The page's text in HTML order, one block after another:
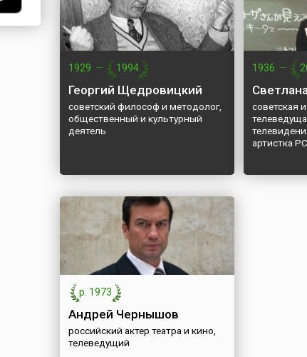
1929 — 1994
Георгий Щедровицкий
советский философ и методолог,
общественный и культурный
деятель
1936 —
советская
артистка
р. 1973
Андрей Чернышов
российский актер театра и кино,
телеведущий